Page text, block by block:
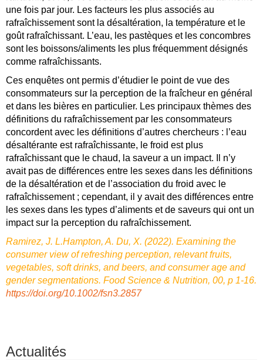
une fois par jour. Les facteurs les plus associés au
rafraîchissement sont la désaltération, la température et le
goût rafraîchissant. L’eau, les pastèques et les concombres
sont les boissons/aliments les plus fréquemment désignés
comme rafraîchissants.
Ces enquêtes ont permis d’étudier le point de vue des
consommateurs sur la perception de la fraîcheur en général
et dans les bières en particulier. Les principaux thèmes des
définitions du rafraîchissement par les consommateurs
concordent avec les définitions d’autres chercheurs : l’eau
désaltérante est rafraîchissante, le froid est plus
rafraîchissant que le chaud, la saveur a un impact. Il n’y
avait pas de différences entre les sexes dans les définitions
de la désaltération et de l’association du froid avec le
rafraîchissement ; cependant, il y avait des différences entre
les sexes dans les types d’aliments et de saveurs qui ont un
impact sur la perception du rafraîchissement.
Ramirez, J. L.Hampton, A. Du, X. (2022). Examining the
consumer view of refreshing perception, relevant fruits,
vegetables, soft drinks, and beers, and consumer age and
gender segmentations. Food Science & Nutrition, 00, p 1-16.
https://doi.org/10.1002/fsn3.2857
Actualités